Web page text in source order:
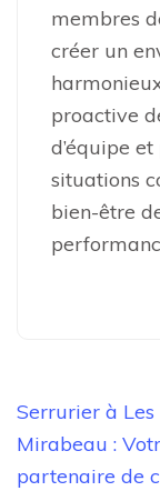
membres
créer un
proactive
d’équipe
situations
bien-être
de
l’article
Serrurier à Les
Mirabeau :
partenaire de